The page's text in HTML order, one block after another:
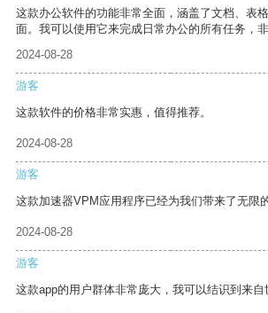
这款办公软件的功能非常全面，涵盖了文档、表
面。我可以使用它来完成日常办公的所有任务，非
2024-08-28
游客
这款软件的价格非常实惠，值得推荐。
2024-08-28
游客
这款加速器VPM应用程序已经为我们带来了无限
2024-08-28
游客
这款app的用户群体非常庞大，我可以结识到来自